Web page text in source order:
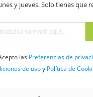
y jueves. Solo tienes que
las Preferencias de
de usoy Política de